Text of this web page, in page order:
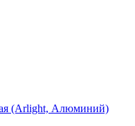
(Arlight, Алюминий)